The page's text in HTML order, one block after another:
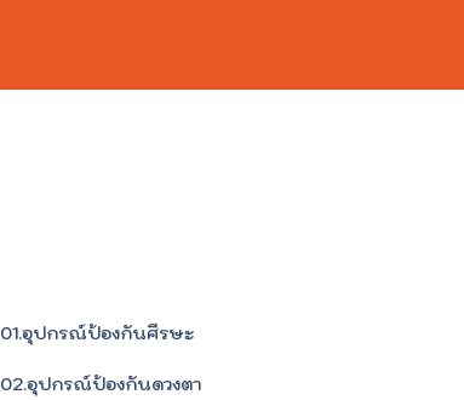
01.อุปกรณ์ป้องกันศีรษะ
02.อุปกรณ์ป้องกันดวงตา